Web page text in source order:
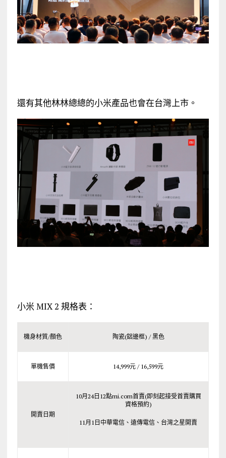
還有其他林林總總的小米產品也會在台灣上市。
小米 MIX 2 規格表：
機身材質/顏色 陶瓷(鋁邊框) / 黑色
單機售價 14,999元 / 16,599元
開賣日期
10月24日12點mi.com首賣(即刻起接受首賣購買
資格預約)
11月1日中華電信、遠傳電信、台灣之星開賣